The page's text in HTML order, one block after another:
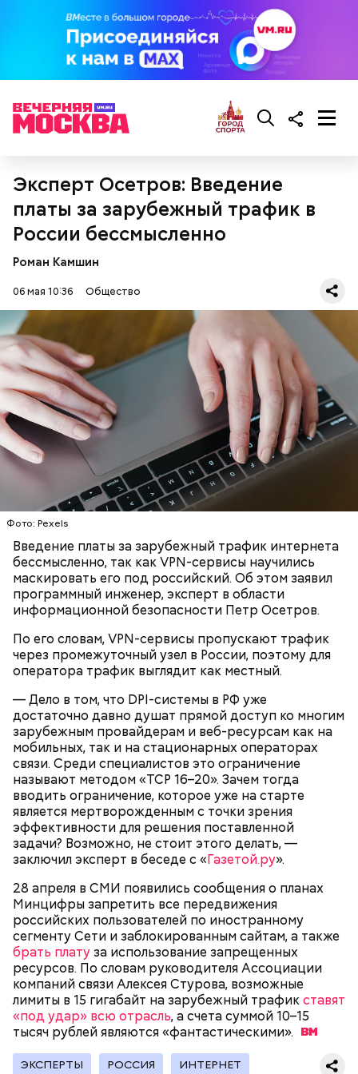
Эксперт Осетров: Введение
платы за зарубежный трафик в
России бессмысленно
Роман Камшин
06 мая 10:36 Общество
Фото: Pexels
Введение платы за зарубежный трафик интернета
бессмысленно, так как VPN-сервисы научились
маскировать его под российский. Об этом заявил
программный инженер, эксперт в области
информационной безопасности Петр Осетров.
По его словам, VPN-сервисы пропускают трафик
через промежуточный узел в России, поэтому для
оператора трафик выглядит как местный.
— Дело в том, что DPI-системы в РФ уже
достаточно давно душат прямой доступ ко многим
зарубежным провайдерам и веб-ресурсам как на
мобильных, так и на стационарных операторах
связи. Среди специалистов это ограничение
называют методом «TCP 16–20». Зачем тогда
вводить ограничение, которое уже на старте
является мертворожденным с точки зрения
эффективности для решения поставленной
задачи? Возможно, не стоит этого делать, —
заключил эксперт в беседе с «Газетой.ру».
28 апреля в СМИ появились сообщения о планах
Минцифры запретить все передвижения
российских пользователей по иностранному
сегменту Сети и заблокированным сайтам, а также
брать платуза использование запрещенных
ресурсов. По словам руководителя Ассоциации
компаний связи Алексея Стурова, возможные
лимиты в 15 гигабайт на зарубежный трафикставят
«под удар» всю отрасль, а счета суммой 10–15
тысяч рублей являются«фантастическими».
ЭКСПЕРТЫ РОССИЯ ИНТЕРНЕТ
— Кабачки, порезанные кубиками, нужно легко
обжарить на сковороде. К ним добавляются зелень
петрушки, чеснок, соль и оливковое масло.
Получается очень вкусно, — поделился рецептом
Копылов.
Спагетти из кабачков
Ингредиенты:
кабачок;
брынза;
растительное масло;
помидоры черри либо грунтовые.
с сахарным диабетом;
лишним весом.
— В дыне содержится много сахара, который
представлен фруктозой. С одной стороны — это
хорошо, потому что дает энергию. Но важно
помнить, что сладкими дынями не нужно сильно
увлекаться, так же как и арбузами, людям с
сахарным диабетом и лишним весом, —
подчеркнула доктор.
Терапевт Кондрахин назвал
продукты и напитки, которые
выводят токсины из организма
Ранние плоды, по словам врача, лучше не есть:
беременным, кормящим женщинам;
людям с ослабленной иммунной системой;
пожилым;
детям.
Чистит сосуды и защищает от
рака: чем полезен кресс-салат